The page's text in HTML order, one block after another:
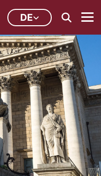
DE